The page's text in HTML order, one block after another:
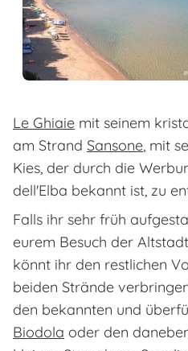
Le Ghiaie mit seinem
am Strand Sansone, mit
Kies, der durch die
dell'Elba bekannt ist, zu
Falls ihr sehr früh
eurem Besuch der
könnt ihr den restlichen
beiden Strände
den bekannten und
Biodola oder den